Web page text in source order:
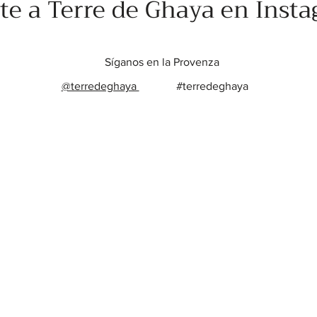
a Terre de Ghaya en
Síganos en la Provenza
@terredeghaya
#terredeghaya